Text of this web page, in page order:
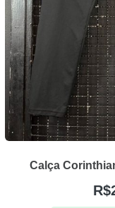
Calça
R$